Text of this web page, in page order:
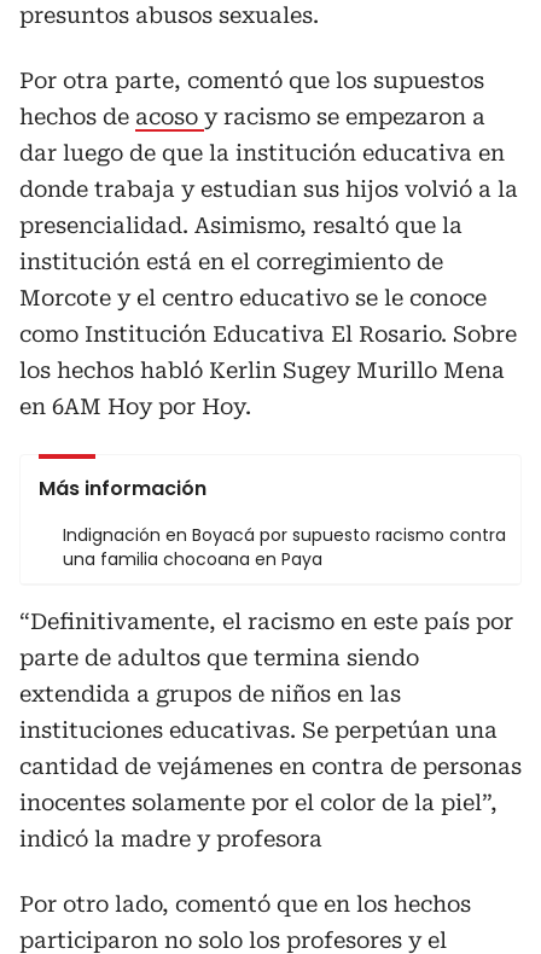
presuntos abusos sexuales.
Por otra parte, comentó que los supuestos
hechos de acoso y racismo se empezaron a
dar luego de que la institución educativa en
donde trabaja y estudian sus hijos volvió a la
presencialidad. Asimismo, resaltó que la
institución está en el corregimiento de
Morcote y el centro educativo se le conoce
como Institución Educativa El Rosario. Sobre
los hechos habló Kerlin Sugey Murillo Mena
en 6AM Hoy por Hoy.
Más información
Indignación en Boyacá por supuesto racismo contra
una familia chocoana en Paya
“Definitivamente, el racismo en este país por
parte de adultos que termina siendo
extendida a grupos de niños en las
instituciones educativas. Se perpetúan una
cantidad de vejámenes en contra de personas
inocentes solamente por el color de la piel”,
indicó la madre y profesora
Por otro lado, comentó que en los hechos
participaron no solo los profesores y el